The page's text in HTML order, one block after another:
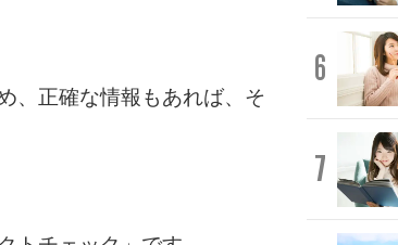
、正確な情報もあれば、そ
6
7